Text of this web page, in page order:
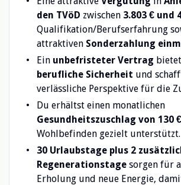
den TVöD zwischen 3.803 € und
Qualifikation/Berufserfahrung
attraktiven Sonderzahlung
Ein unbefristeter Vertrag
berufliche Sicherheit und
verlässliche Perspektive für die
Du erhältst einen monatlichen
Gesundheitszuschlag von 130 €
Wohlbefinden gezielt unterstützt.
30 Urlaubstage plus 2
Regenerationstagesorgen für
Erholung und neue Energie,